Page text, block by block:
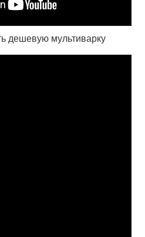
дешевую мультиварку